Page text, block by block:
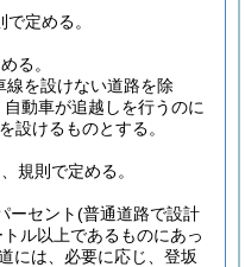
定める。
る。
線を設けない道路を除
動車が追越しを行うのに
設けるものとする。
規則で定める。
ーセント(普通道路で設計
ル以上であるものにあっ
には、必要に応じ、登坂